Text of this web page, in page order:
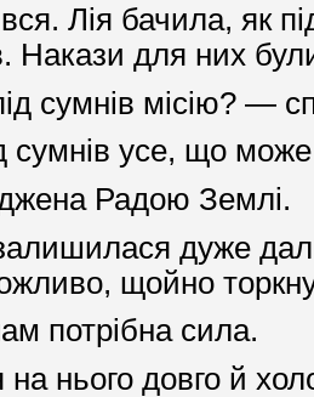
Лія бачила, як
Накази для них
сумнів місію? —
усе, що
Радою Землі.
дуже
щойно
потрібна сила.
нього довго й